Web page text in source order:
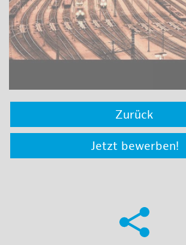
Zurück
Jetzt bewerben!